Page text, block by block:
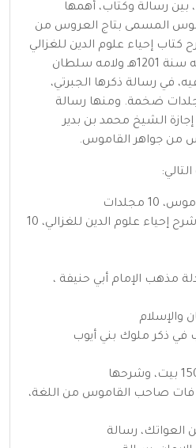
أدبيا، بين رسالة وكتاب، أهمها
المسمى بتاج العروس من
إحياء علوم الدين للغزالي
أملاه في (11) عاماً وفرغ منه سنة 1201هـ ولامه سلطان
في رسالة ذكرها الجبرتي،
ضخمة. ومنها رسالة
الشيخ محمد بن بدير
من جواهر القاموس.
مجلدات
إتحاف السادة المتقين في شرح إحياء علوم الدين للغزالي، 10
مذهب الإمام أبي حنيفة ،
والإسلام
في ذكر ملوك بني أيوب
فات صاحب القاموس من اللغة،
العواتك، رسالة